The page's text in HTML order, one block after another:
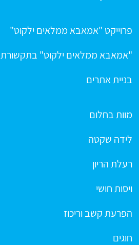
פרוייקט "אמאבא ממלאים ילקוט"
"אמאבא ממלאים ילקוט" בתקשורת
בניית אתרים
מוות בחלום
לידה שקטה
רעלת הריון
ויסות חושי
הפרעת קשב וריכוז
חוגים